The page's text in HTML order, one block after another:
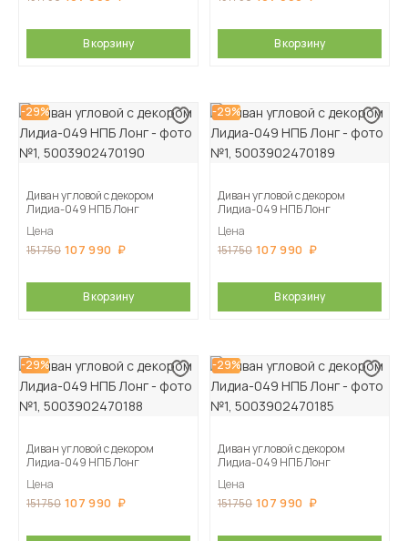
В корзину В корзину
-29%
Диван угловой с декором
Лидиа-049 НПБ Лонг
Цена
151 750 107 990
В корзину
-29%
Диван угловой с декором
Лидиа-049 НПБ Лонг
Цена
151 750 107 990
В корзину
-29%
Диван угловой с декором
Лидиа-049 НПБ Лонг
Цена
151 750 107 990
-29%
Диван угловой с декором
Лидиа-049 НПБ Лонг
Цена
151 750 107 990